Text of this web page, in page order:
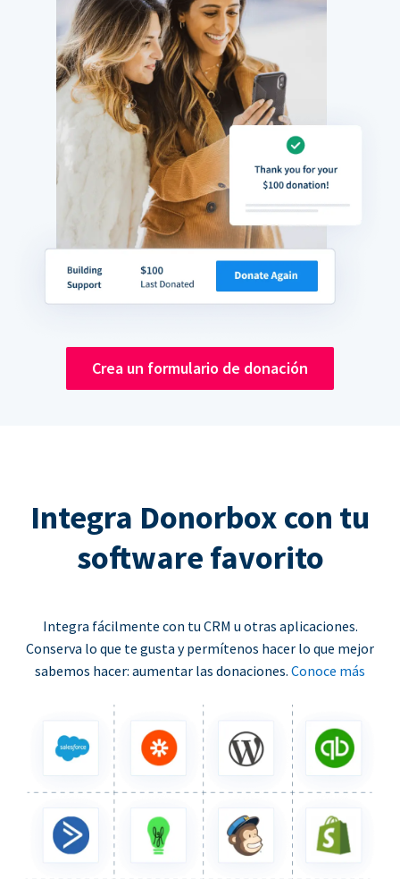
Crea un formulario de donación
Integra Donorbox con tu
software favorito
Integra fácilmente con tu CRM u otras aplicaciones.
Conserva lo que te gusta y permítenos hacer lo que mejor
sabemos hacer: aumentar las donaciones. Conoce más